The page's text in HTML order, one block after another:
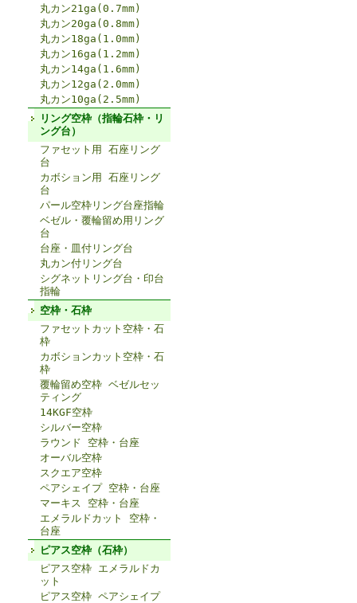
丸カン21ga(0.7mm)
丸カン20ga(0.8mm)
丸カン18ga(1.0mm)
丸カン16ga(1.2mm)
丸カン14ga(1.6mm)
丸カン12ga(2.0mm)
丸カン10ga(2.5mm)
リング空枠（指輪石枠・リ
ング台）
ファセット用 石座リング
台
カボション用 石座リング
台
パール空枠リング台座指輪
ベゼル・覆輪留め用リング
台
台座・皿付リング台
丸カン付リング台
シグネットリング台・印台
指輪
空枠・石枠
ファセットカット空枠・石
枠
カボションカット空枠・石
枠
覆輪留め空枠 ベゼルセッ
ティング
14KGF空枠
シルバー空枠
ラウンド 空枠・台座
オーバル空枠
スクエア空枠
ペアシェイプ 空枠・台座
マーキス 空枠・台座
エメラルドカット 空枠・
台座
ピアス空枠（石枠）
ピアス空枠 エメラルドカ
ット
ピアス空枠 ペアシェイプ